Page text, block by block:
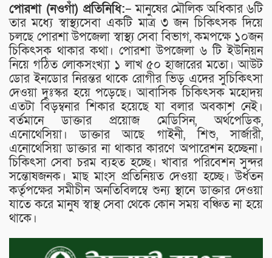
পোরশা (নওগাঁ) প্রতিনিধি:– মানুষের মৌলিক অধিকার ৬টি
তার মধ্যে স্বাস্থ্যসেবা একটি মাত্র ৩ জন চিকিৎসক দিয়ে
চলছে পোরশা উপজেলা স্বাস্থ্য সেবা বিভাগ, কমপক্ষে ১০জন
চিকিৎসক থাকার কথা। পোরশা উপজেলা ৬ টি ইউনিয়ন
নিয়ে গঠিত লোকসংখ্যা ১ লাখ ৫০ হাজারের মতো। আউট
ডোর ইনডোর নিরন্তর থাকে রোগীর ভিড় এদের সুচিকিৎসা
দেওয়া দুঃস্কর হয়ে পড়েছে। আবাসিক চিকিৎসক মহোদয়
এতটা বিড়ম্বনার শিকার হয়েছে যা বলার অবকাশ নেই।
বর্তমানে ডাক্তার প্রয়োজ মেডিসিন, অর্থপেডিক,
এনোথেসিয়া। ডাক্তার আছে গাইনী, শিশু, সার্জারী,
এনোথেসিয়া ডাক্তার না থাকার কারণে অপারেশন হচ্ছেনা।
চিকিৎসা সেবা চরম ব্যহত হচ্ছে। খাবার পরিবেশন সুন্দর
সন্তোষজনক। মাছ মাংস প্রতিনিয়ত দেওয়া হচ্ছে। উর্ধতন
কর্তৃপক্ষের সমীচীন অনতিবিলম্বে শুন্য স্থানে ডাক্তার দেওয়া
যাতে করে মানুষ স্বাস্থ সেবা থেকে কোন সময় বঞ্চিত না হয়ে
থাকে।